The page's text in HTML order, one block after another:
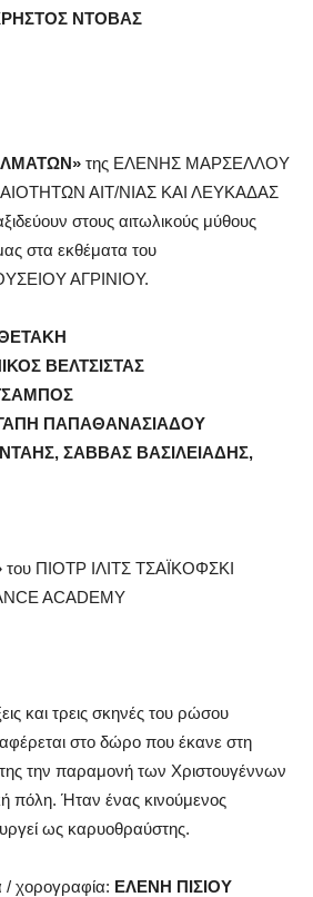
ΝΤΟΒΑΣ
της ΕΛΕΝΗΣ ΜΑΡΣΕΛΛΟΥ
ΑΙΤ/ΝΙΑΣ ΚΑΙ ΛΕΥΚΑΔΑΣ
στους αιτωλικούς μύθους
στα εκθέματα του
ΑΓΡΙΝΙΟΥ.
ΒΕΛΤΣΙΣΤΑΣ
ΠΑΠΑΘΑΝΑΣΙΑΔΟΥ
ΣΑΒΒΑΣ ΒΑΣΙΛΕΙΑΔΗΣ,
του ΠΙΟΤΡ ΙΛΙΤΣ ΤΣΑΪΚΟΦΣΚΙ
ACADEMY
και τρεις σκηνές του ρώσου
στο δώρο που έκανε στη
την παραμονή των Χριστουγέννων
πόλη. Ήταν ένας κινούμενος
ως καρυοθραύστης.
/ χορογραφία: ΕΛΕΝΗ ΠΙΣΙΟΥ